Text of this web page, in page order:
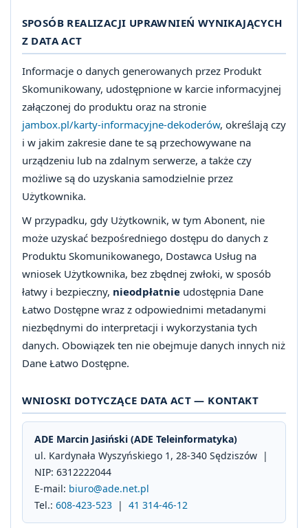
SPOSÓB REALIZACJI UPRAWNIEŃ WYNIKAJĄCYCH
Z DATA ACT
Informacje o danych generowanych przez Produkt
Skomunikowany, udostępnione w karcie informacyjnej
załączonej do produktu oraz na stronie
jambox.pl/karty-informacyjne-dekoderów, określają czy
i w jakim zakresie dane te są przechowywane na
urządzeniu lub na zdalnym serwerze, a także czy
możliwe są do uzyskania samodzielnie przez
Użytkownika.
W przypadku, gdy Użytkownik, w tym Abonent, nie
może uzyskać bezpośredniego dostępu do danych z
Produktu Skomunikowanego, Dostawca Usług na
wniosek Użytkownika, bez zbędnej zwłoki, w sposób
łatwy i bezpieczny, nieodpłatnieudostępnia Dane
Łatwo Dostępne wraz z odpowiednimi metadanymi
niezbędnymi do interpretacji i wykorzystania tych
danych. Obowiązek ten nie obejmuje danych innych niż
Dane Łatwo Dostępne.
WNIOSKI DOTYCZĄCE DATA ACT — KONTAKT
ADE Marcin Jasiński (ADE Teleinformatyka)
ul. Kardynała Wyszyńskiego 1, 28-340 Sędziszów |
NIP: 6312222044
E-mail: biuro@ade.net.pl
Tel.: 608-423-523| 41 314-46-12